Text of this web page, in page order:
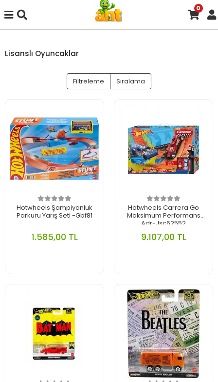
0
Lisanslı Oyuncaklar
Filtreleme Sıralama
Hotwheels Şampiyonluk
Parkuru Yarış Seti -Gbf81
1.585,00 TL
Hotwheels Carrera Go
Maksimum Performans
Adr-Jsc62552
9.107,00 TL